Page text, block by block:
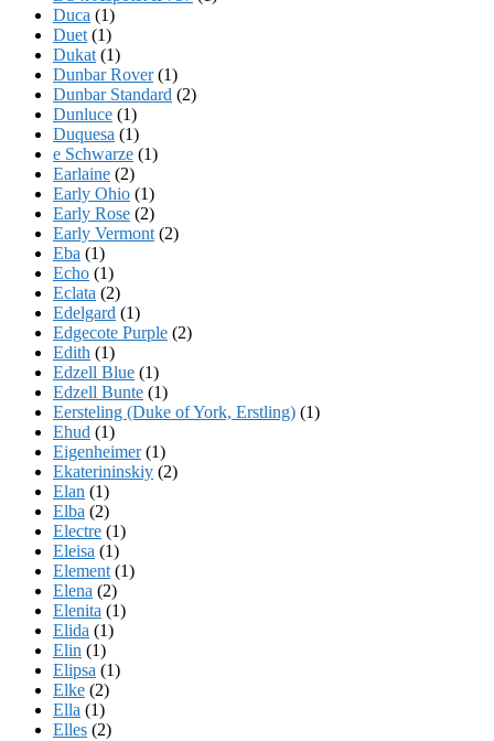
Duca (1)
Duet (1)
Dukat (1)
Dunbar Rover(1)
Dunbar Standard (2)
Dunluce (1)
Duquesa (1)
e Schwarze (1)
Earlaine (2)
Early Ohio (1)
Early Rose (2)
Early Vermont (2)
Eba (1)
Echo (1)
Eclata (2)
Edelgard (1)
Edgecote Purple (2)
Edith (1)
Edzell Blue (1)
Edzell Bunte (1)
Eersteling (Duke of York, Erstling) (1)
Ehud (1)
Eigenheimer(1)
Ekaterininskiy (2)
Elan (1)
Elba (2)
Electre (1)
Eleisa (1)
Element (1)
Elena (2)
Elenita (1)
Elida (1)
Elin (1)
Elipsa (1)
Elke (2)
Ella (1)
Elles (2)